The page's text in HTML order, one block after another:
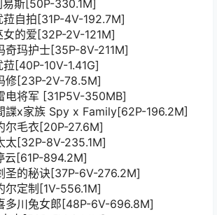
易斯[50P-330.1M]
菈自拍[31P-4V-192.7M]
女的爱[32P-2V-121M]
奇玛护士[35P-8V-211M]
[40P-10V-1.41G]
修[23P-2V-78.5M]
电将军 [31P5V-350MB]
諜x家族 Spy x Family[62P-196.2M]
尔毛衣[20P-27.6M]
太[32P-8V-235.1M]
云[61P-894.2M]
圣的秘诀[37P-6V-276.2M]
尔定制[1V-556.1M]
多川兔女郎[48P-6V-696.8M]